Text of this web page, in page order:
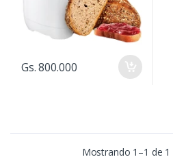
Gs. 800.000
Mostrando 1–1 de 1